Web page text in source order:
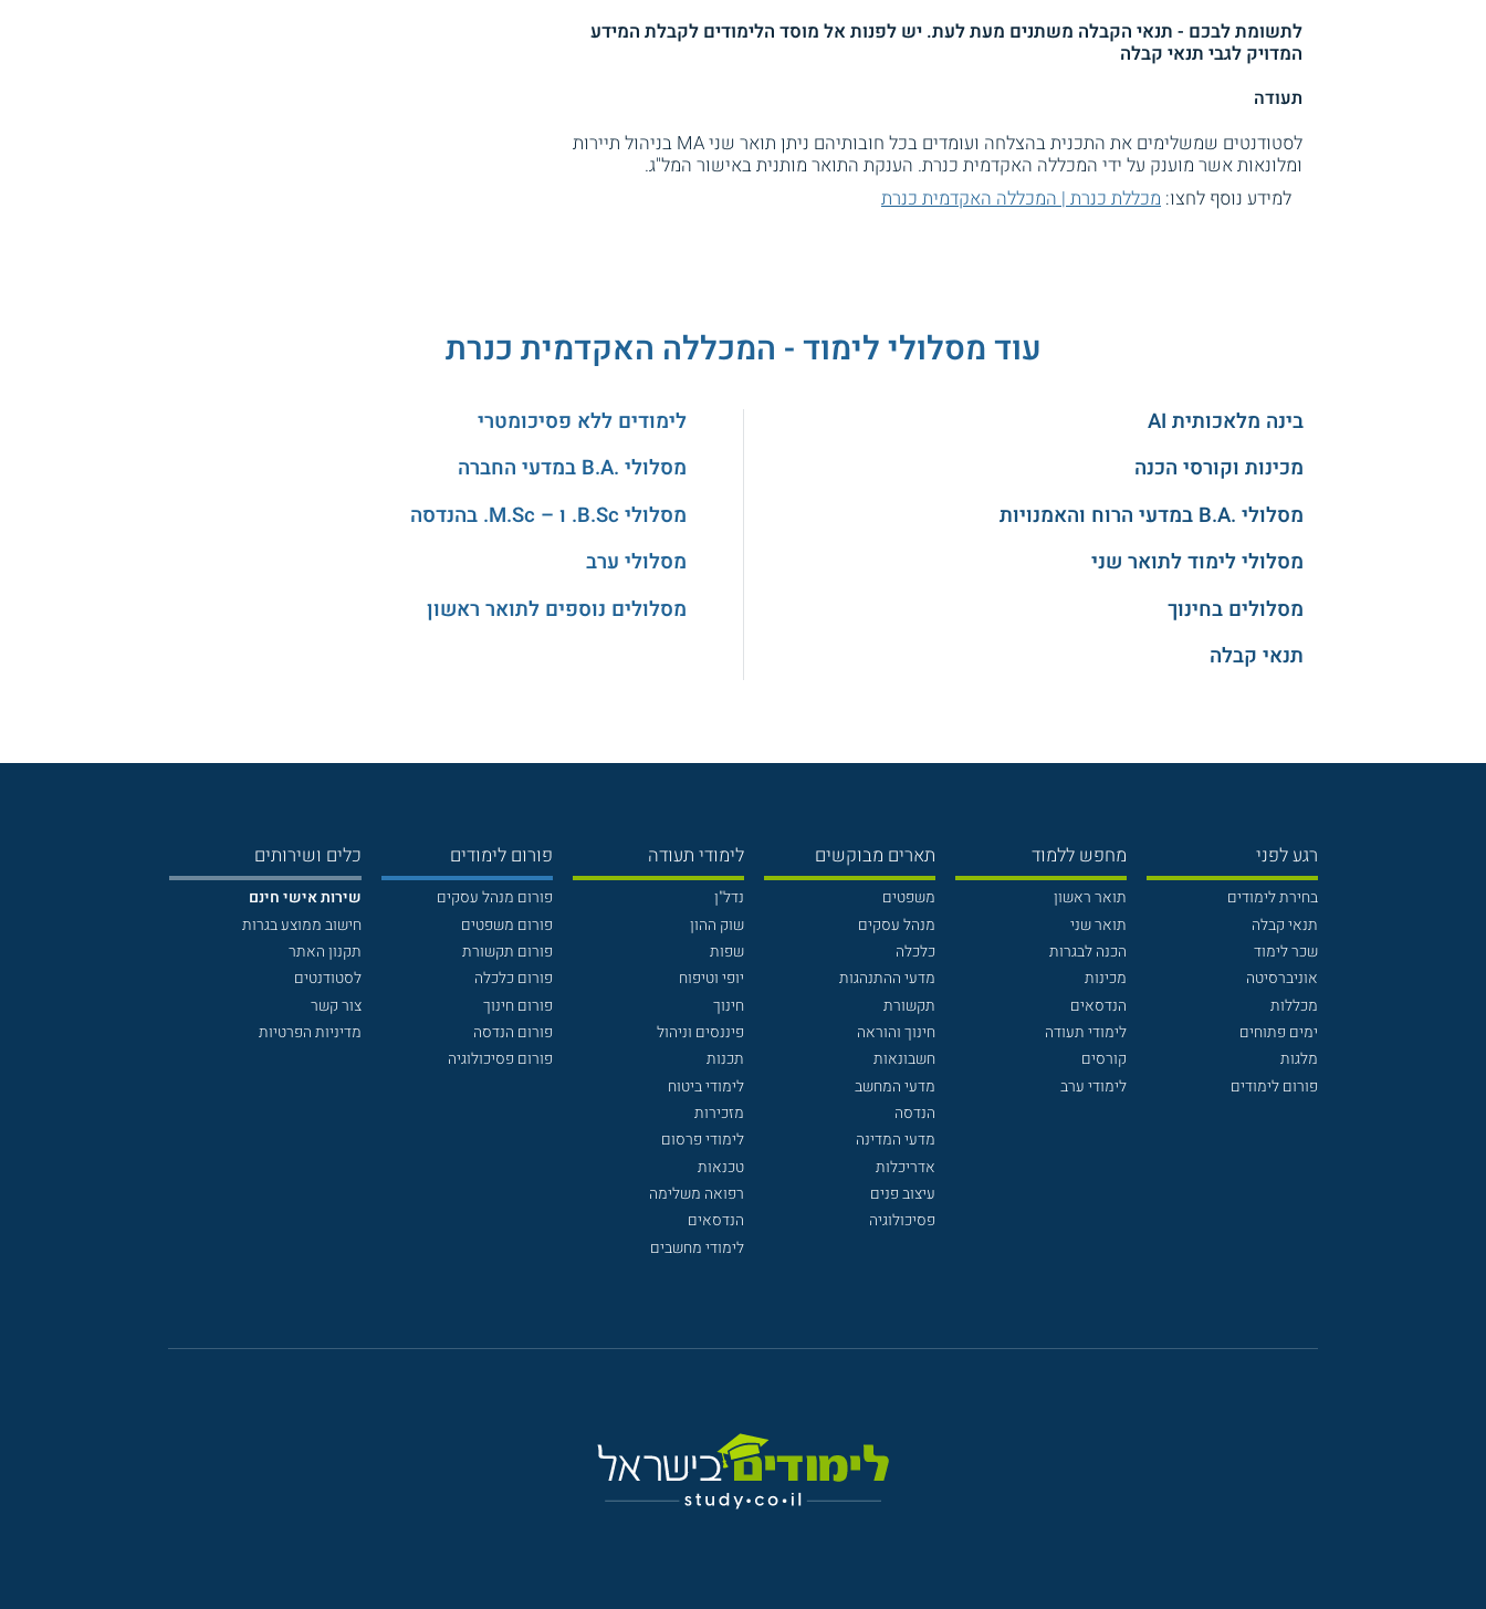
לתשומת לבכם - תנאי הקבלה משתנים מעת לעת. יש לפנות אל מוסד הלימודים לקבלת המידע
המדויק לגבי תנאי קבלה
תעודה
לסטודנטים שמשלימים את התכנית בהצלחה ועומדים בכל חובותיהם ניתן תואר שני MA בניהול תיירות
ומלונאות אשר מוענק על ידי המכללה האקדמית כנרת. הענקת התואר מותנית באישור המל"ג.
למידע נוסף לחצו: מכללת כנרת | המכללה האקדמית כנרת
עוד מסלולי לימוד - המכללה האקדמית כנרת
בינה מלאכותית AI
מכינות וקורסי הכנה
מסלולי .B.A במדעי הרוח והאמנויות
מסלולי לימוד לתואר שני
מסלולים בחינוך
תנאי קבלה
לימודים ללא פסיכומטרי
מסלולי .B.A במדעי החברה
מסלולי B.Sc. ו – M.Sc. בהנדסה
מסלולי ערב
מסלולים נוספים לתואר ראשון
רגע לפני
בחירת לימודים
תנאי קבלה
שכר לימוד
אוניברסיטה
מכללות
ימים פתוחים
מלגות
פורום לימודים
מחפש ללמוד
תואר ראשון
תואר שני
הכנה לבגרות
מכינות
הנדסאים
לימודי תעודה
קורסים
לימודי ערב
תארים מבוקשים
משפטים
מנהל עסקים
כלכלה
מדעי ההתנהגות
תקשורת
חינוך והוראה
חשבונאות
מדעי המחשב
הנדסה
מדעי המדינה
אדריכלות
עיצוב פנים
פסיכולוגיה
לימודי תעודה
נדל"ן
שוק ההון
שפות
יופי וטיפוח
חינוך
פיננסים וניהול
תכנות
לימודי ביטוח
מזכירות
לימודי פרסום
טכנאות
רפואה משלימה
הנדסאים
לימודי מחשבים
פורום לימודים
פורום מנהל עסקים
פורום משפטים
פורום תקשורת
פורום כלכלה
פורום חינוך
פורום הנדסה
פורום פסיכולוגיה
כלים ושירותים
שירות אישי חינם
חישוב ממוצע בגרות
תקנון האתר
לסטודנטים
צור קשר
מדיניות הפרטיות